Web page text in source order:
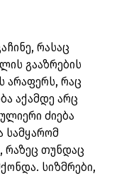
რასაც
გააზრების
არაფერს, რაც
აქამდე არც
ძიება
სამყარომ
რაზეც თუნდაც
სიზმრები,